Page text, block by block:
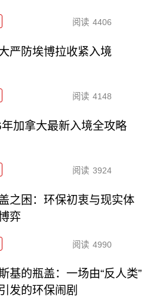
阅读 4406
严防埃博拉收紧入境
阅读 4148
加拿大最新入境全攻略
阅读 3924
之困：环保初衷与现实体
弈
阅读 4990
基的瓶盖：一场由“反人类”
发的环保闹剧